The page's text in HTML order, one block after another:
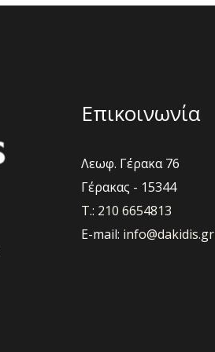
προϊόντος
Επικοινωνία
Λεωφ. Γέρακα 76
Γέρακας - 15344
Τ.: 210 6654813
E-mail: info@dakidis.gr